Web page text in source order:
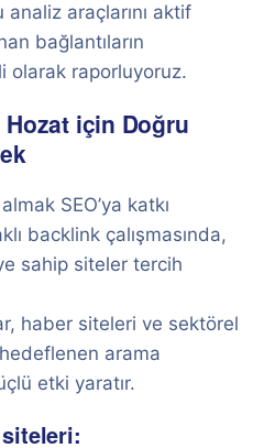
araçlarını aktif
bağlantıların
olarak raporluyoruz.
için Doğru
SEO’ya katkı
backlink çalışmasında,
sahip siteler tercih
haber siteleri ve sektörel
arama
etki yaratır.